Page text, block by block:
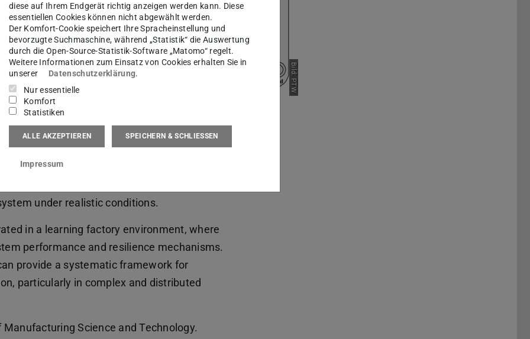
Bild: PTW
process model covering identified
monitoring, and system
methods, Chaos Engineering
under realistic conditions.
in a learning factory environment, where
performance and resilience mechanisms.
provide a systematic framework for
particularly in complex and distributed
Science and Technology.
diese auf Ihrem Endgerät richtig anzeigen werden kann. Diese
essentiellen Cookies können nicht abgewählt werden.
Der Komfort-Cookie speichert Ihre Spracheinstellung und
bevorzugte Suchmaschine, während „Statistik“ die Auswertung
durch die Open-Source-Statistik-Software „Matomo“ regelt.
Weitere Informationen zum Einsatz von Cookies erhalten Sie in
unserer
Datenschutzerklärung.
Nur essentielle
Komfort
Statistiken
ALLE AKZEPTIEREN SPEICHERN & SCHLIESSEN
Impressum